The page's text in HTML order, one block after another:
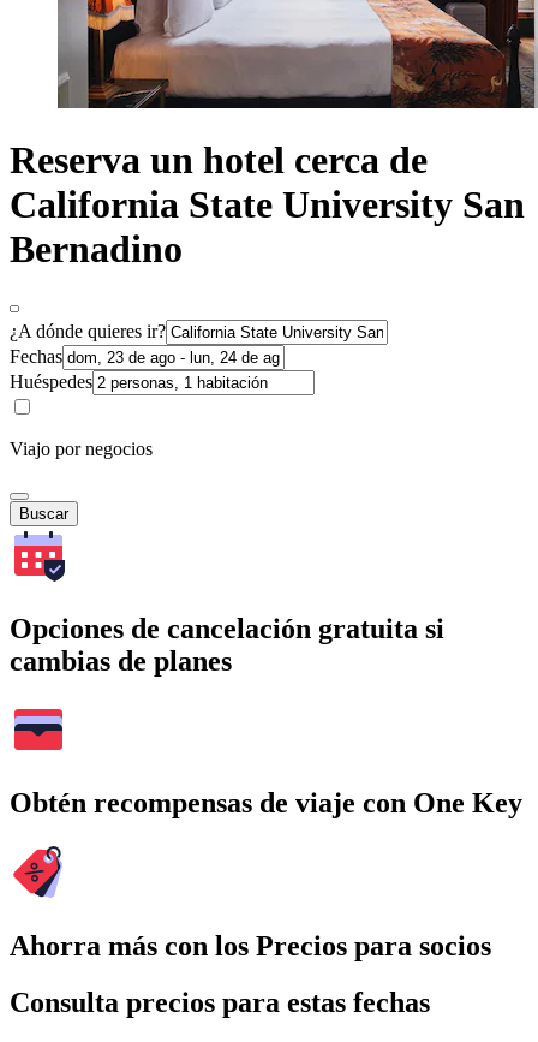
Reserva un hotel cerca de
California State University San
Bernadino
¿A dónde quieres ir?
Fechas
Huéspedes
Viajo por negocios
Buscar
Opciones de cancelación gratuita si
cambias de planes
Obtén recompensas de viaje con One Key
Ahorra más con los Precios para socios
Consulta precios para estas fechas